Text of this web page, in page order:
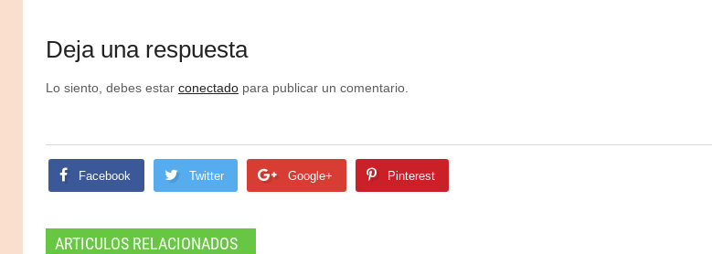
Deja una respuesta
Lo siento, debes estar conectado para publicar un comentario.
Facebook Twitter Google+ Pinterest
ARTICULOS RELACIONADOS